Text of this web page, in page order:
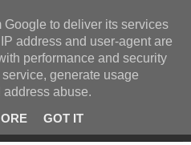
για οπαδικό επεισόδιο στις
to deliver its services
address and user-agent are
performance and security
generate usage
address abuse.
GOT IT